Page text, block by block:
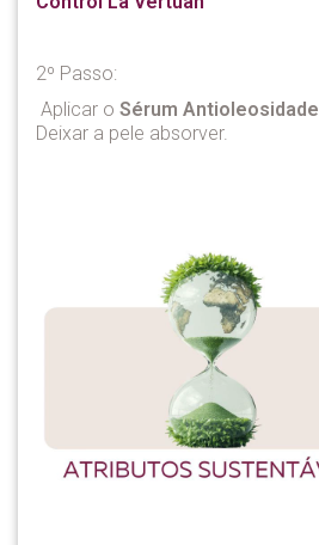
2º Passo:
Aplicar o Sérum Antioleosidade
Deixar a pele absorver.